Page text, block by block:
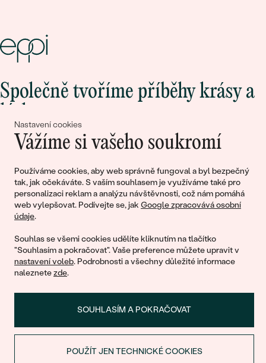
Nastavení cookies
Vážíme si vašeho soukromí
Používáme cookies, aby web správně fungoval a byl bezpečný
tak, jak očekáváte. S vaším souhlasem je využíváme také pro
personalizaci reklam a analýzu návštěvnosti, což nám pomáhá
web vylepšovat. Podívejte se, jak Google zpracovává osobní
údaje.
Souhlas se všemi cookies udělíte kliknutím na tlačítko
"Souhlasím a pokračovat". Vaše preference můžete upravit v
nastavení voleb. Podrobnosti a všechny důležité informace
naleznetezde.
SOUHLASÍM A POKRAČOVAT
POUŽÍT JEN TECHNICKÉ COOKIES
Společně tvoříme příběhy krásy a
Připojte se k nám!
© 2011 - 2026, Eppi.cz